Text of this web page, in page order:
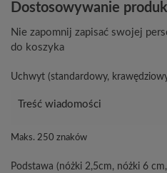
Dostosowywanie
Nie zapomnij zapisać swojej
do koszyka
Uchwyt (standardowy,
Maks. 250 znaków
Podstawa (nóżki 2,5cm, nóżki 6